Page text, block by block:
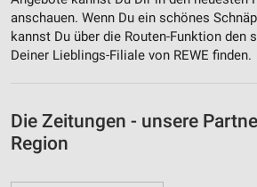
anschauen. Wenn Du ein schönes
kannst Du über die Routen-Funktion den
Deiner Lieblings-Filiale von REWE finden.
Die Zeitungen - unsere
Region